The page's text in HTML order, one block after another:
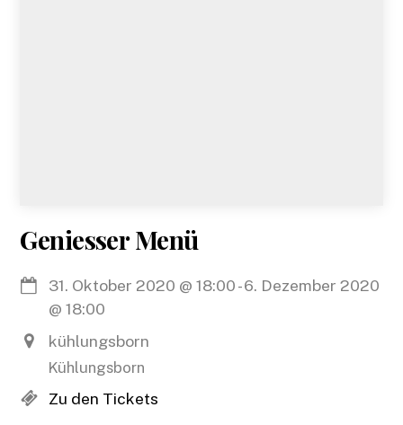
Geniesser Menü
31. Oktober 2020 @18:00-6. Dezember 2020
@18:00
kühlungsborn
Kühlungsborn
Zu den Tickets